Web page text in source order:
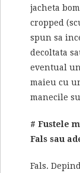
jacheta
cropped
spun sa
decoltata
eventual
maieu cu
manecile
# Fustele
Fals sau
Fals.